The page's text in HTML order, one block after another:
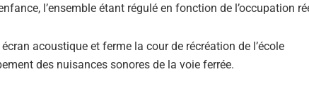
l’ensemble étant régulé en fonction de l’occupation
acoustique et ferme la cour de récréation de l’école
des nuisances sonores de la voie ferrée.